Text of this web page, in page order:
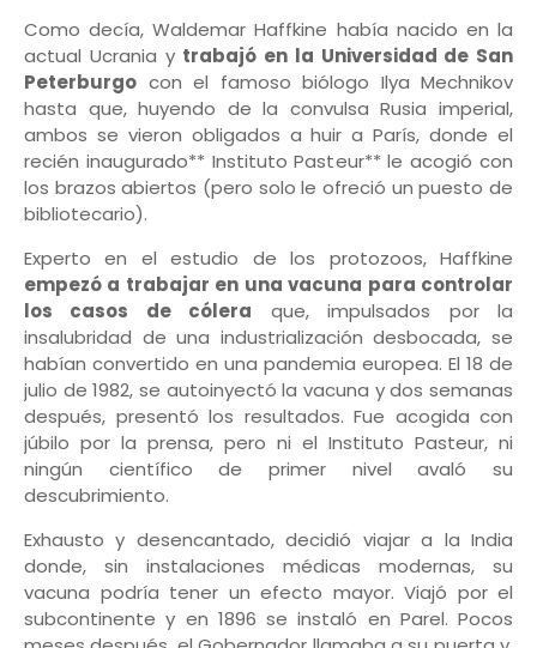
Como decía, Waldemar Haffkine había nacido en la
actual Ucrania y trabajó en la Universidad de San
Peterburgo con el famoso biólogo Ilya Mechnikov
hasta que, huyendo de la convulsa Rusia imperial,
ambos se vieron obligados a huir a París, donde el
recién inaugurado** Instituto Pasteur** le acogió con
los brazos abiertos (pero solo le ofreció un puesto de
bibliotecario).
Experto en el estudio de los protozoos, Haffkine
empezó a trabajar en una vacuna para controlar
los casos de cólera que, impulsados por la
insalubridad de una industrialización desbocada, se
habían convertido en una pandemia europea. El 18 de
julio de 1982, se autoinyectó la vacuna y dos semanas
después, presentó los resultados. Fue acogida con
júbilo por la prensa, pero ni el Instituto Pasteur, ni
ningún científico de primer nivel avaló su
descubrimiento.
Exhausto y desencantado, decidió viajar a la India
donde, sin instalaciones médicas modernas, su
vacuna podría tener un efecto mayor. Viajó por el
subcontinente y en 1896 se instaló en Parel. Pocos